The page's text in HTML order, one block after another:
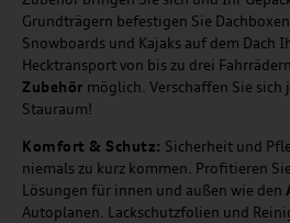
Grundträgern befestigen Sie
Snowboards und Kajaks auf dem Dach
Hecktransport von bis zu drei
Zubehör möglich. Verschaffen Sie sich
Stauraum!
Komfort & Schutz: Sicherheit und
niemals zu kurz kommen. Profitieren
Lösungen für innen und außen wie den
Autoplanen. Lackschutzfolien und